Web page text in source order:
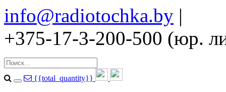
info@radiotochka.by |
+375-17-3-200-500 (юр.
{{total_quantity}}